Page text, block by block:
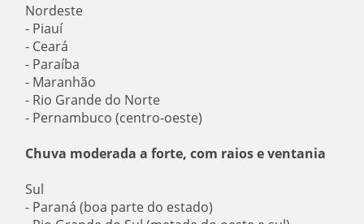
Nordeste
- Piauí
- Ceará
- Paraíba
- Maranhão
- Rio Grande do Norte
- Pernambuco (centro-oeste)
Chuva moderada a forte, com raios e ventania
Sul
- Paraná (boa parte do estado)